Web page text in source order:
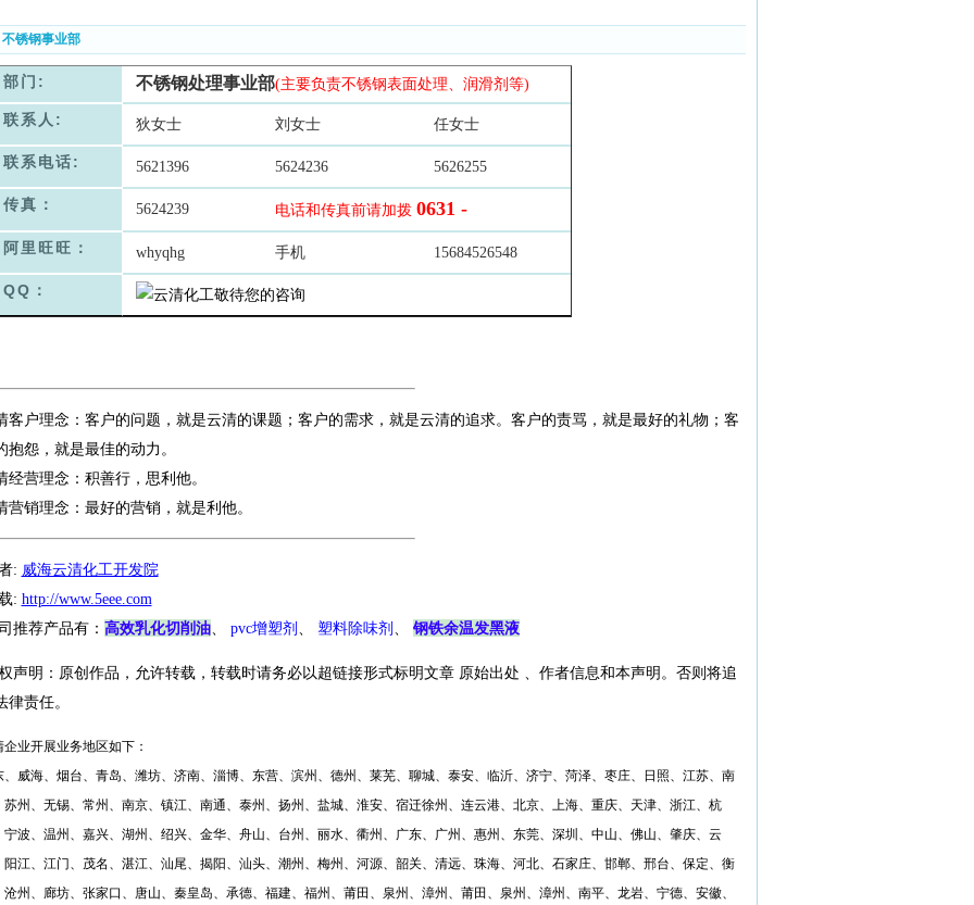
不锈钢事业部
部门: 不锈钢处理事业部(主要负责不锈钢表面处理、润滑剂等)
联系人: 狄女士 刘女士 任女士
联系电话: 5621396 5624236 5626255
传真： 5624239 电话和传真前请加拨 0631 -
阿里旺旺： whyqhg 手机 15684526548
QQ：
客户理念：客户的问题，就是云清的课题；客户的需求，就是云清的追求。客户的责骂，就是最好的礼物；客
抱怨，就是最佳的动力。
经营理念：积善行，思利他。
营销理念：最好的营销，就是利他。
: 威海云清化工开发院
: http://www.5eee.com
推荐产品有： 高效乳化切削油、 pvc增塑剂 塑料除味剂 钢铁余温发黑液
声明：原创作品，允许转载，转载时请务必以超链接形式标明文章 原始出处 、作者信息和本声明。否则将追
律责任。
企业开展业务地区如下：
、威海、烟台、青岛、潍坊、济南、淄博、东营、滨州、德州、莱芜、聊城、泰安、临沂、济宁、菏泽、枣庄、日照、江苏、南
苏州、无锡、常州、南京、镇江、南通、泰州、扬州、盐城、淮安、宿迁徐州、连云港、北京、上海、重庆、天津、浙江、杭
宁波、温州、嘉兴、湖州、绍兴、金华、舟山、台州、丽水、衢州、广东、广州、惠州、东莞、深圳、中山、佛山、肇庆、云
阳江、江门、茂名、湛江、汕尾、揭阳、汕头、潮州、梅州、河源、韶关、清远、珠海、河北、石家庄、邯郸、邢台、保定、衡
沧州、廊坊、张家口、唐山、秦皇岛、承德、福建、福州、莆田、泉州、漳州、莆田、泉州、漳州、南平、龙岩、宁德、安徽、